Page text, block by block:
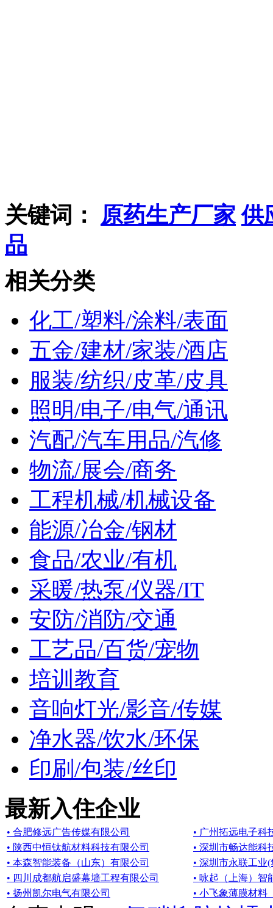
关键词： 原药生产厂家 供
品
相关分类
化工/塑料/涂料/表面
五金/建材/家装/酒店
服装/纺织/皮革/皮具
照明/电子/电气/通讯
汽配/汽车用品/汽修
物流/展会/商务
工程机械/机械设备
能源/冶金/钢材
食品/农业/有机
采暖/热泵/仪器/IT
安防/消防/交通
工艺品/百货/宠物
培训教育
音响灯光/影音/传媒
净水器/饮水/环保
印刷/包装/丝印
最新入住企业
• 合肥修远广告传媒有限公司
• 广州拓远电子科
• 陕西中恒钛航材料科技有限公司
• 深圳市畅达能科
• 本森智能装备（山东）有限公司
• 深圳市永联工业
• 四川成都航启盛幕墙工程有限公司
• 咏起（上海）智
• 扬州凯尔电气有限公司
• 小飞象薄膜材料